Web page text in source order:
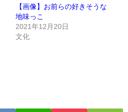
【画像】お前らの好きそうな
地味っこ
2021年12月20日
文化